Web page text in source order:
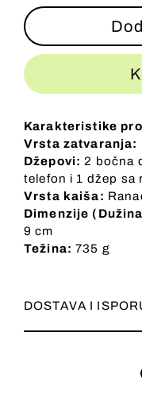
Karakteristike
Vrsta zatvaranja:
Džepovi: 2 bočna
telefon i 1 džep sa
Vrsta kaiša:
Dimenzije
9 cm
Težina: 735 g
DOSTAVA I